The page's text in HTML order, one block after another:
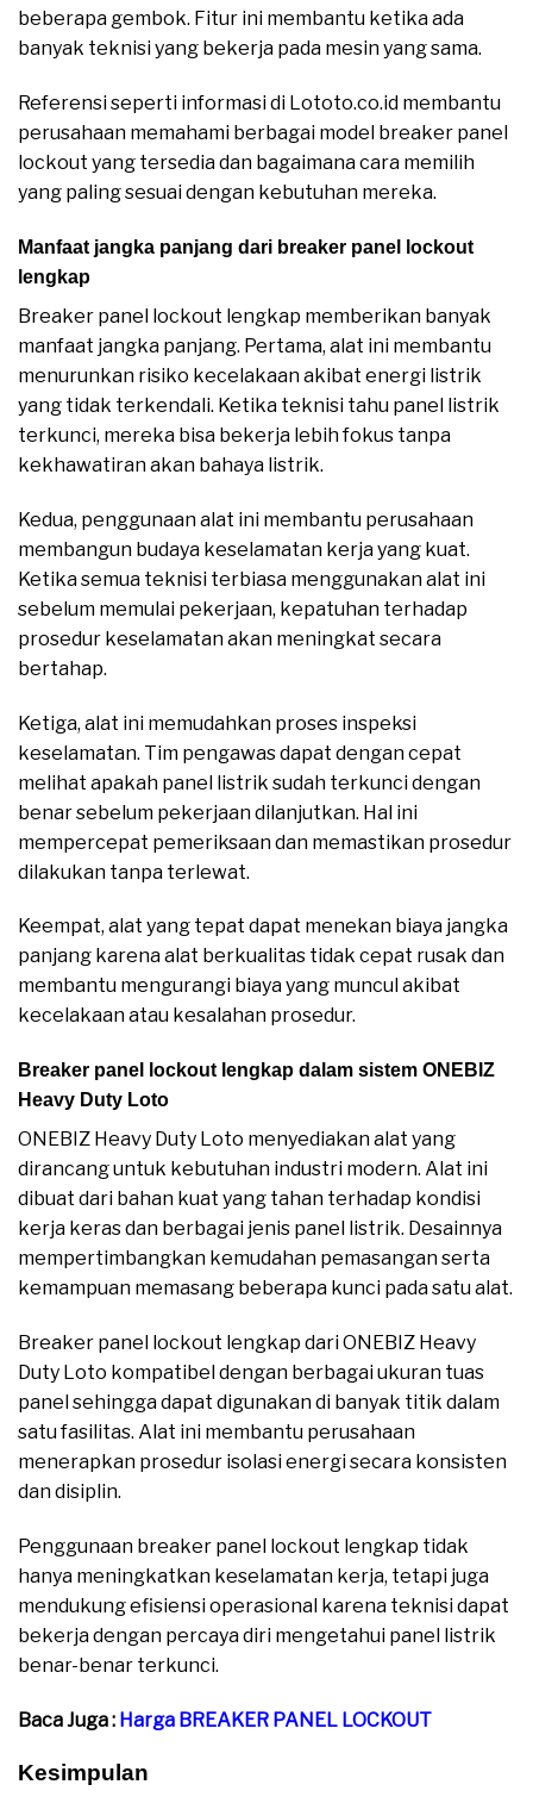
beberapa gembok. Fitur ini membantu ketika ada
banyak teknisi yang bekerja pada mesin yang sama.
Referensi seperti informasi di Lototo.co.id membantu
perusahaan memahami berbagai model breaker panel
lockout yang tersedia dan bagaimana cara memilih
yang paling sesuai dengan kebutuhan mereka.
Manfaat jangka panjang dari breaker panel lockout
lengkap
Breaker panel lockout lengkap memberikan banyak
manfaat jangka panjang. Pertama, alat ini membantu
menurunkan risiko kecelakaan akibat energi listrik
yang tidak terkendali. Ketika teknisi tahu panel listrik
terkunci, mereka bisa bekerja lebih fokus tanpa
kekhawatiran akan bahaya listrik.
Kedua, penggunaan alat ini membantu perusahaan
membangun budaya keselamatan kerja yang kuat.
Ketika semua teknisi terbiasa menggunakan alat ini
sebelum memulai pekerjaan, kepatuhan terhadap
prosedur keselamatan akan meningkat secara
bertahap.
Ketiga, alat ini memudahkan proses inspeksi
keselamatan. Tim pengawas dapat dengan cepat
melihat apakah panel listrik sudah terkunci dengan
benar sebelum pekerjaan dilanjutkan. Hal ini
mempercepat pemeriksaan dan memastikan prosedur
dilakukan tanpa terlewat.
Keempat, alat yang tepat dapat menekan biaya jangka
panjang karena alat berkualitas tidak cepat rusak dan
membantu mengurangi biaya yang muncul akibat
kecelakaan atau kesalahan prosedur.
Breaker panel lockout lengkap dalam sistem ONEBIZ
Heavy Duty Loto
ONEBIZ Heavy Duty Loto menyediakan alat yang
dirancang untuk kebutuhan industri modern. Alat ini
dibuat dari bahan kuat yang tahan terhadap kondisi
kerja keras dan berbagai jenis panel listrik. Desainnya
mempertimbangkan kemudahan pemasangan serta
kemampuan memasang beberapa kunci pada satu alat.
Breaker panel lockout lengkap dari ONEBIZ Heavy
Duty Loto kompatibel dengan berbagai ukuran tuas
panel sehingga dapat digunakan di banyak titik dalam
satu fasilitas. Alat ini membantu perusahaan
menerapkan prosedur isolasi energi secara konsisten
dan disiplin.
Penggunaan breaker panel lockout lengkap tidak
hanya meningkatkan keselamatan kerja, tetapi juga
mendukung efisiensi operasional karena teknisi dapat
bekerja dengan percaya diri mengetahui panel listrik
benar-benar terkunci.
Baca Juga : Harga BREAKER PANEL LOCKOUT
Kesimpulan